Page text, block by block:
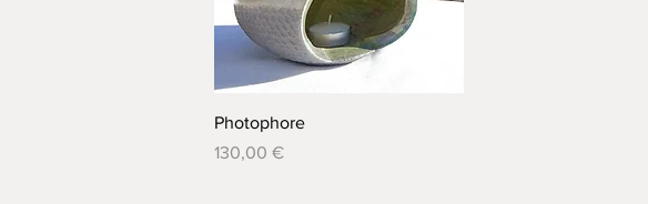
Aperçu rapide
Photophore
Prix
130,00 €